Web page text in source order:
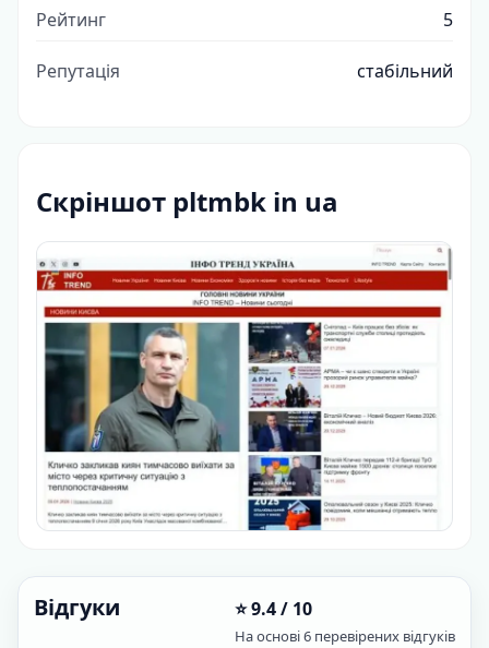
Рейтинг 5
Репутація стабільний
Скріншот pltmbk in ua
Відгуки ⭐ 9.4 / 10
На основі 6 перевірених відгуків